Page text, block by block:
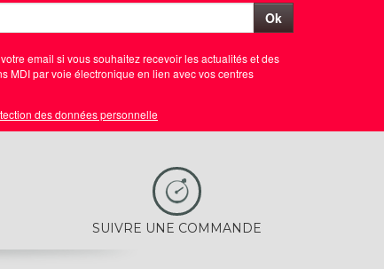
Ok
email si vous souhaitez recevoir les actualités et des
MDI par voie électronique en lien avec vos centres
des données personnelle
SUIVRE UNE COMMANDE